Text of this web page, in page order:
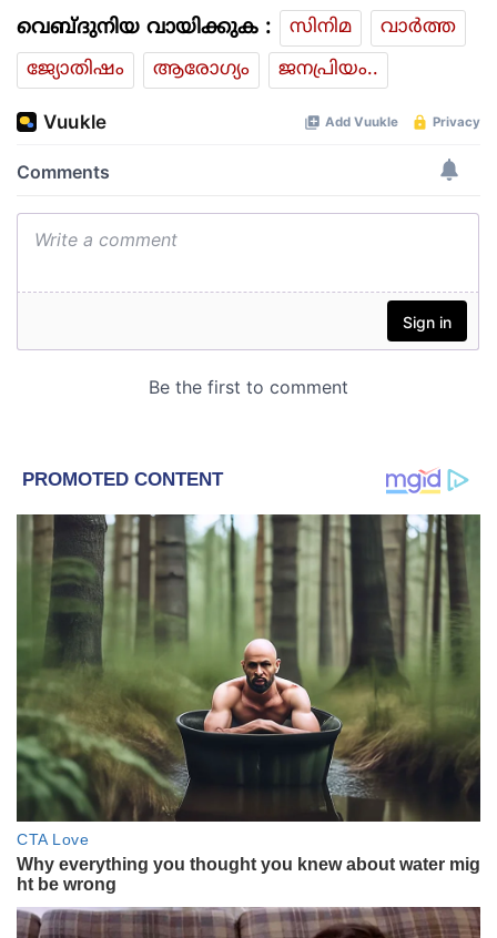
വെബ്ദുനിയ വായിക്കുക : സിനിമ
വാര്‍ത്ത
ജ്യോതിഷം
ആരോഗ്യം ജനപ്രിയം..